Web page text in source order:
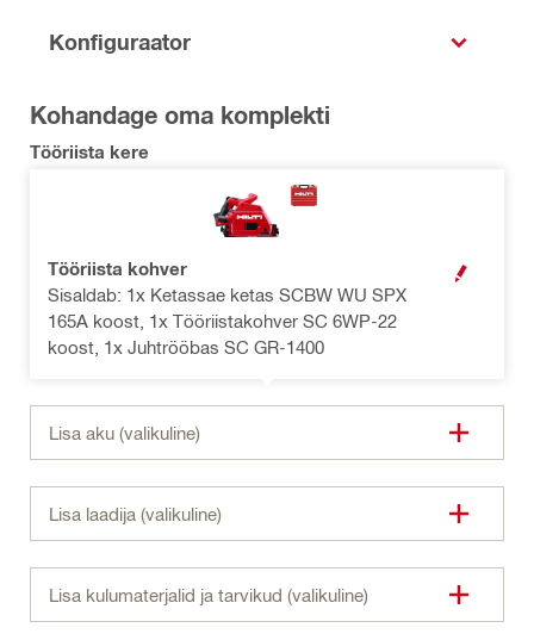
Konfiguraator
Kohandage oma komplekti
Tööriista kere
Tööriista kohver
Sisaldab: 1x Ketassae ketas SCBW WU SPX
165A koost, 1x Tööriistakohver SC 6WP-22
koost, 1x Juhtrööbas SC GR-1400
AVA MODAL
Lisa aku (valikuline)
Lisa laadija (valikuline)
Lisa kulumaterjalid ja tarvikud (valikuline)